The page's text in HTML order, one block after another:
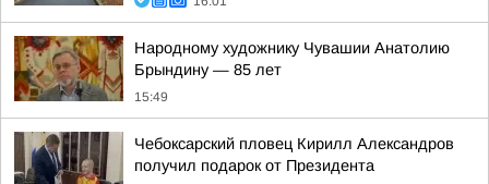
Народному художнику Чувашии Анатолию
Брындину — 85 лет
15:49
Чебоксарский пловец Кирилл Александров
получил подарок от Президента